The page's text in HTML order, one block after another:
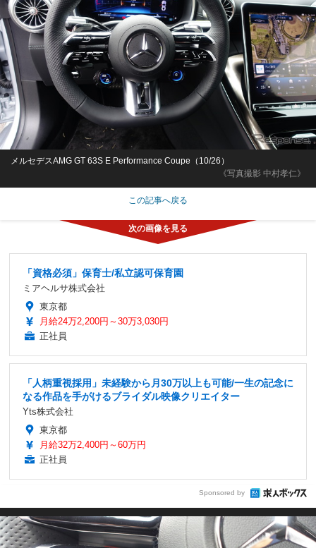
《写真撮影 中村孝仁》
メルセデスAMG GT 63S E Performance Coupe（10/26）
この記事へ戻る
「資格必須」保育士/私立認可保育園
ミアヘルサ株式会社
東京都
月給24万2,200円～30万3,030円
正社員
「人柄重視採用」未経験から月30万以上も可能/一生の記念に
なる作品を手がけるブライダル映像クリエイター
Yts株式会社
東京都
月給32万2,400円～60万円
正社員
Sponsored by